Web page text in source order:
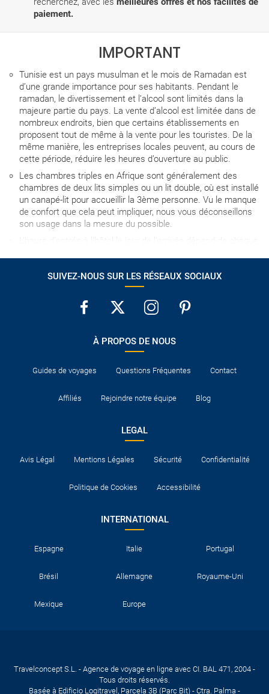
paiement.
IMPORTANT
Tunisie est un pays musulman et le mois de Ramadan est
d’une grande importance pour ses habitants. Pendant le
ramadan, le divertissement et l’alcool sont limités dans la
majeure partie du pays. La vente d’alcool est limitée dans de
nombreux endroits, bien que certains établissements en
proposent tout de même à la vente pour les touristes. De la
même manière, les entreprises locales peuvent, au cours de
cette période, réduire les heures d’ouverture au public.
Les chambres triples en Afrique sont généralement des
chambres de deux lits simples ou un lit double, où est installé
un canapé-lit pour accueillir la 3ème personne. Vu le manque
de confort que cela peut impliquer, nous vous déconseillons
son usage dans la mesure du possible.
La carte de crédit étant considérée comme une garantie
pour s’enregistrer dans certains hôtels.
bébés. Dans le cas contraire, ces derniers devront dormir
dans le lit avec l'adulte.
dans les destinations visitées et pour le transit dans les pays
SUIVEZ-NOUS SUR LES RÉSEAUX SOCIAUX
À PROPOS DE NOUS
Guides de voyages Questions Fréquentes Contact
Affiliés Rejoindre notre équipe Blog
LEGAL
Avis Légal Mentions Légales Sécurité Confidentialité
Politique de Cookies Accessibilité
INTERNATIONAL
Espagne Italie Portugal
Brésil Allemagne Royaume-Uni
Mexique Europe
Travelconcept S.L. - Agence de voyage en ligne avec CI. BAL 471, 2004 -
Tous droits réservés.
Basée à Edificio Logitravel, Parcela 3B (Parc Bit) - Ctra. Palma -